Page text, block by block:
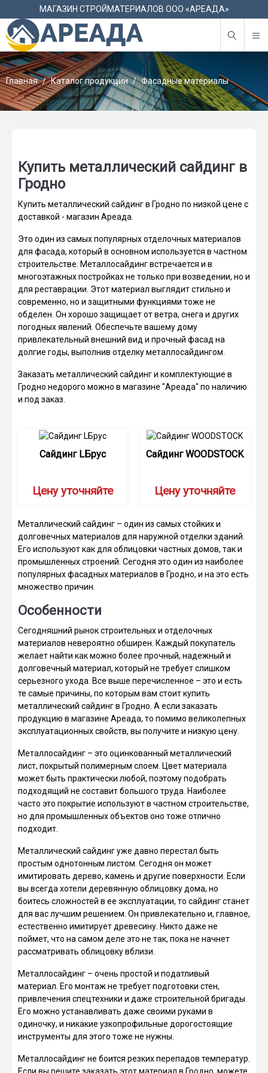
МАГАЗИН СТРОЙМАТЕРИАЛОВ ООО «АРЕАДА»
Главная Каталог продукции Фасадные материалы
Купить металлический сайдинг в
Гродно
Купить металлический сайдинг в Гродно по низкой цене с
доставкой - магазин Ареада.
Это один из самых популярных отделочных материалов
для фасада, который в основном используется в частном
строительстве. Металлосайдинг встречается и в
многоэтажных постройках не только при возведении, но и
для реставрации. Этот материал выглядит стильно и
современно, но и защитными функциями тоже не
обделен. Он хорошо защищает от ветра, снега и других
погодных явлений. Обеспечьте вашему дому
привлекательный внешний вид и прочный фасад на
долгие годы, выполнив отделку металлосайдингом.
Заказать металлический сайдинг и комплектующие в
Гродно недорого можно в магазине "Ареада" по наличию
и под заказ.
Сайдинг LБрус
Цену уточняйте
Сайдинг WOODSTOCK
Цену уточняйте
Металлический сайдинг – один из самых стойких и
долговечных материалов для наружной отделки зданий.
Его используют как для облицовки частных домов, так и
промышленных строений. Сегодня это один из наиболее
популярных фасадных материалов в Гродно, и на это есть
множество причин.
Особенности
Сегодняшний рынок строительных и отделочных
материалов невероятно обширен. Каждый покупатель
желает найти как можно более прочный, надежный и
долговечный материал, который не требует слишком
серьезного ухода. Все выше перечисленное – это и есть
те самые причины, по которым вам стоит купить
металлический сайдинг в Гродно. А если заказать
продукцию в магазине Ареада, то помимо великолепных
эксплуатационных свойств, вы получите и низкую цену.
Металлосайдинг – это оцинкованный металлический
лист, покрытый полимерным слоем. Цвет материала
может быть практически любой, поэтому подобрать
подходящий не составит большого труда. Наиболее
часто это покрытие используют в частном строительстве,
но для промышленных объектов оно тоже отлично
подходит.
Металлический сайдинг уже давно перестал быть
простым однотонным листом. Сегодня он может
имитировать дерево, камень и другие поверхности. Если
вы всегда хотели деревянную облицовку дома, но
боитесь сложностей в ее эксплуатации, то сайдинг станет
для вас лучшим решением. Он привлекательно и, главное,
естественно имитирует древесину. Никто даже не
поймет, что на самом деле это не так, пока не начнет
рассматривать облицовку вблизи.
Металлосайдинг – очень простой и податливый
материал. Его монтаж не требует подготовки стен,
привлечения спецтехники и даже строительной бригады.
Его можно устанавливать даже своими руками в
одиночку, и никакие узкопрофильные дорогостоящие
инструменты для этого тоже не нужны.
Металлосайдинг не боится резких перепадов температур.
Если вы решите заказать этот материал в Гродно, можете